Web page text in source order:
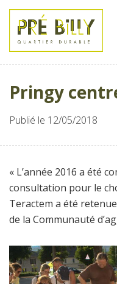
Pringy
Publié le 12/05/2018
« L’année 2016 a été
consultation pour le
Teractem a été
de la Communauté